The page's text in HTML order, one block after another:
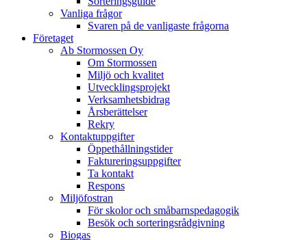
Vanliga frågor
Svaren på de vanligaste frågorna
Företaget
Ab Stormossen Oy
Om Stormossen
Miljö och kvalitet
Utvecklingsprojekt
Verksamhetsbidrag
Årsberättelser
Rekry
Kontaktuppgifter
Öppethållningstider
Faktureringsuppgifter
Ta kontakt
Respons
Miljöfostran
För skolor och småbarnspedagogik
Besök och sorteringsrådgivning
Biogas